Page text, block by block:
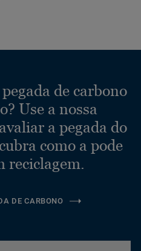
de carbono
Use a nossa
a pegada do
como a pode
reciclagem.
DE CARBONO